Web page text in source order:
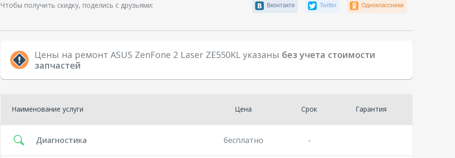
Чтобы получить скидку, поделись с друзьями: Вконтакте Twitter Одноклассники
Цены на ремонт ASUS ZenFone 2 Laser ZE550KL указаны без учета стоимости
запчастей
Наименование услуги Цена Срок Гарантия
Диагностика бесплатно -